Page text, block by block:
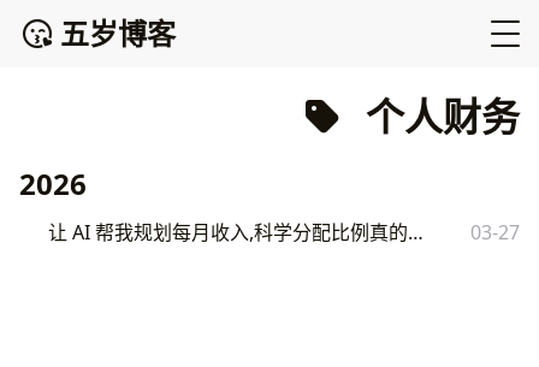
五岁博客
个人财务
2026
让 AI 帮我规划每月收入,科学分配比例真的有效吗？ 03-27